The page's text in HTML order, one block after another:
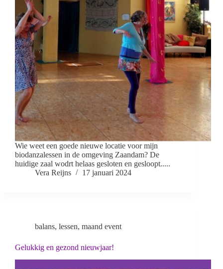
Wie weet een goede nieuwe locatie voor mijn
biodanzalessen in de omgeving Zaandam? De
huidige zaal wodrt helaas gesloten en gesloopt.....
Vera Reijns
17 januari 2024
balans, lessen, maand event
Gelukkig en gezond nieuwjaar!